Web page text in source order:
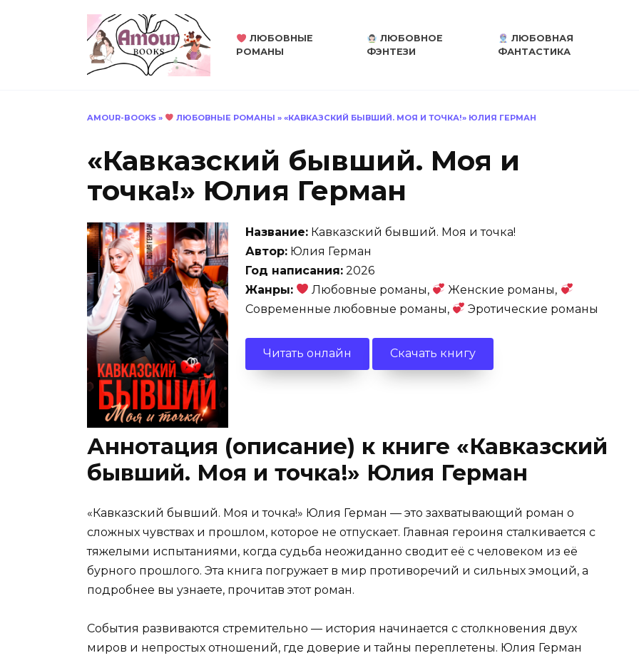
ЛЮБОВНЫЕ
РОМАНЫ
ЛЮБОВНОЕ
ФЭНТЕЗИ
ЛЮБОВНАЯ
ФАНТАСТИКА
AMOUR-BOOKS » ЛЮБОВНЫЕ РОМАНЫ » «КАВКАЗСКИЙ БЫВШИЙ. МОЯ И ТОЧКА!» ЮЛИЯ ГЕРМАН
«Кавказский бывший. Моя и
точка!» Юлия Герман
Название: Кавказский бывший. Моя и точка!
Автор: Юлия Герман
Год написания: 2026
Жанры:
Любовные романы,
Женские романы,
Современные любовные романы,
Эротические романы
Читать онлайн Скачать книгу
Аннотация (описание) к книге «Кавказский
бывший. Моя и точка!» Юлия Герман
«Кавказский бывший. Моя и точка!» Юлия Герман — это захватывающий роман о
сложных чувствах и прошлом, которое не отпускает. Главная героиня сталкивается с
тяжелыми испытаниями, когда судьба неожиданно сводит её с человеком из её
бурного прошлого. Эта книга погружает в мир противоречий и сильных эмоций, а
подробнее вы узнаете, прочитав этот роман.
События развиваются стремительно — история начинается с столкновения двух
миров и непростых отношений, где доверие и тайны переплетены. Юлия Герман